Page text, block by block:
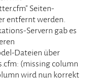
Seiten-
entfernt werden.
Servern gab es
Dateien über
(missing column
wird nun korrekt